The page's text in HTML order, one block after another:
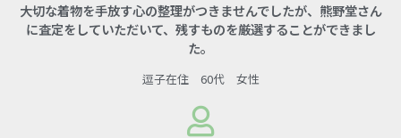
大切な着物を手放す心の整理がつきませんでしたが、熊野堂さん
に査定をしていただいて、残すものを厳選することができまし
た。
逗子在住 60代 女性